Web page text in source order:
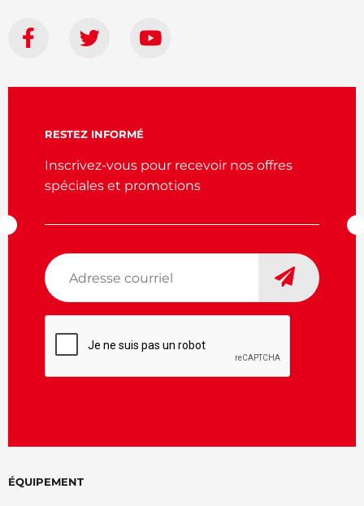
ÉQUIPEMENT
RESTEZ INFORMÉ
Inscrivez-vous pour recevoir nos offres
spéciales et promotions
Adresse
courriel